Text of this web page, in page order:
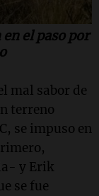
el paso por
mal sabor de
terreno
se impuso en
y Erik
se fue